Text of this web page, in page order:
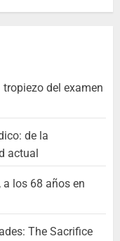
del examen
de la
actual
a los 68 años en
The Sacrifice